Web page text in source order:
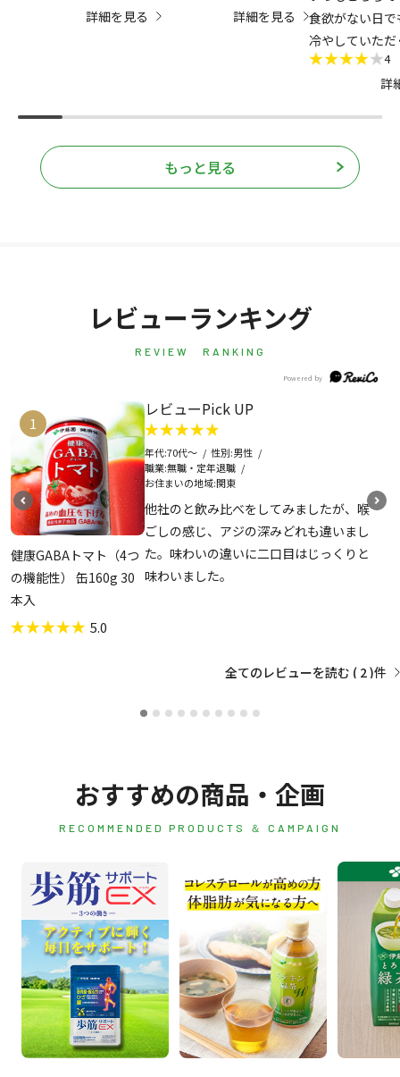
そうです。そんな中、水
と付加価値のある水は喜
ばれるようで良かったと
詳細を見る
かなり美味しいです。
詳細を見る
食欲がない日
冷やしていた
を乗り切る元
くせのない国
けたくなる味
しょうか
4
詳
もっと見る
レビューランキング
REVIEW RANKING
1
健康GABAトマト（4つ
の機能性） 缶160g 30
本入
5.0
レビューPick UP
年代70代～ 性別 男性
職業無職・定年退職
お住まいの地域関東
他社のと飲み比べをしてみましたが、喉
ごしの感じ、アジの深みどれも違いまし
た。味わいの違いに二口目はじっくりと
味わいました。
全てのレビューを読む 2
おすすめの商品・企画
RECOMMENDED PRODUCTS ＆ CAMPAIGN